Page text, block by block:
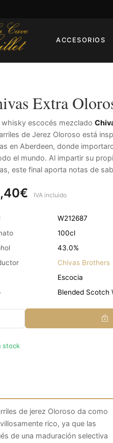
ACCESORIOS
Extra
whisky escocés mezclado
de Jerez Oloroso está
en Aberdeen, donde
el mundo. Al impartir su
este final aporta notas de
IVA incluido
W212687
100cl
43.0%
Chivas Brothers
Escocia
Blended Scotch
stock
de jerez Oloroso da como
rico, ya que las
de una maduración selectiva